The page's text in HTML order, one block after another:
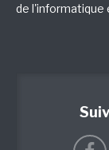
de l'informatique